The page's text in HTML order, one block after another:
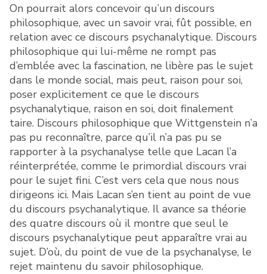
On pourrait alors concevoir qu’un discours
philosophique, avec un savoir vrai, fût possible, en
relation avec ce discours psychanalytique. Discours
philosophique qui lui-même ne rompt pas
d’emblée avec la fascination, ne libère pas le sujet
dans le monde social, mais peut, raison pour soi,
poser explicitement ce que le discours
psychanalytique, raison en soi, doit finalement
taire. Discours philosophique que Wittgenstein n’a
pas pu reconnaître, parce qu’il n’a pas pu se
rapporter à la psychanalyse telle que Lacan l’a
réinterprétée, comme le primordial discours vrai
pour le sujet fini. C’est vers cela que nous nous
dirigeons ici. Mais Lacan s’en tient au point de vue
du discours psychanalytique. Il avance sa théorie
des quatre discours où il montre que seul le
discours psychanalytique peut apparaître vrai au
sujet. D’où, du point de vue de la psychanalyse, le
rejet maintenu du savoir philosophique.